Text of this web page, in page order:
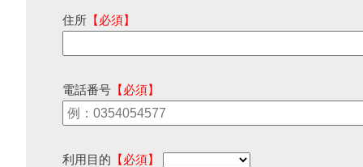
住所 【必須】
電話番号 【必須】
利用目的 【必須】